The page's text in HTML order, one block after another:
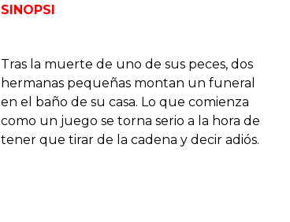
SINOPSI
Tras la muerte de uno de sus peces, dos
hermanas pequeñas montan un funeral
en el baño de su casa. Lo que comienza
como un juego se torna serio a la hora de
tener que tirar de la cadena y decir adiós.